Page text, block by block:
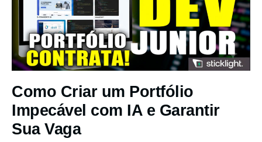
Como Criar um Portfólio
Impecável com IA e Garantir
Sua Vaga